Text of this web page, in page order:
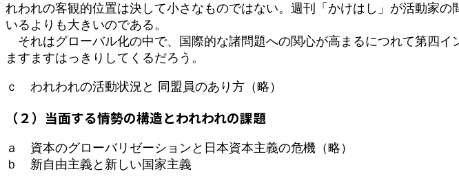
れわれの客観的位置は決して小さなものではない。週刊「かけはし」が活動家
いるよりも大きいのである。
それはグローバル化の中で、国際的な諸問題への関心が高まるにつれて第四イ
ますますはっきりしてくるだろう。
ｃ われわれの活動状況と 同盟員のあり方（略）
（２）当面する情勢の構造とわれわれの課題
ａ 資本のグローバリゼーションと日本資本主義の危機（略）
ｂ 新自由主義と新しい国家主義